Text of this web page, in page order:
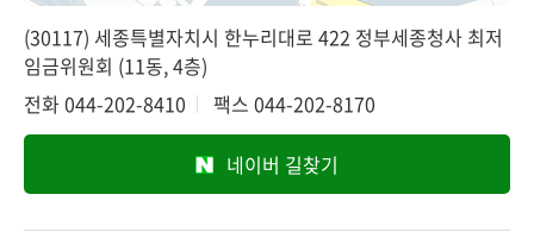
(30117) 세종특별자치시 한누리대로 422 정부세종청사 최저
임금위원회 (11동, 4층)
전화044-202-8410 팩스 044-202-8170
네이버 길찾기